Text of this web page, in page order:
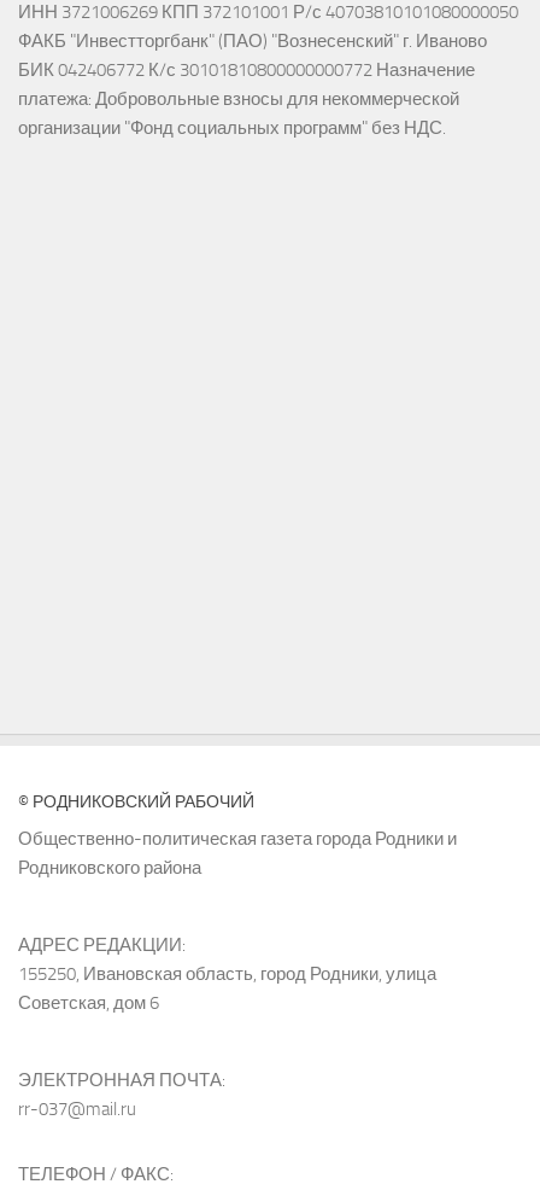
ИНН 3721006269 КПП 372101001 Р/с 40703810101080000050
ФАКБ "Инвестторгбанк" (ПАО) "Вознесенский" г. Иваново
БИК 042406772 К/с 30101810800000000772 Назначение
платежа: Добровольные взносы для некоммерческой
организации "Фонд социальных программ" без НДС.
© РОДНИКОВСКИЙ РАБОЧИЙ
Общественно-политическая газета города Родники и
Родниковского района
АДРЕС РЕДАКЦИИ:
155250, Ивановская область, город Родники, улица
Советская, дом 6
ЭЛЕКТРОННАЯ ПОЧТА:
rr-037@mail.ru
ТЕЛЕФОН / ФАКС: